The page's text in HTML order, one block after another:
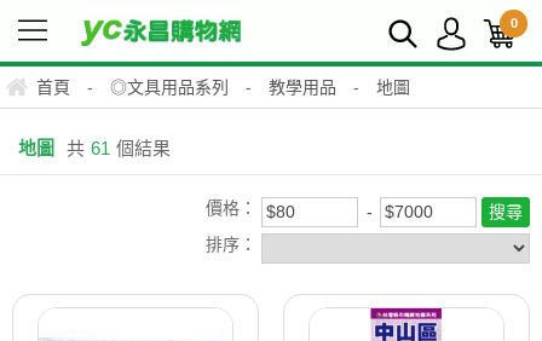
0
首頁 - ◎文具用品系列 - 教學用品 - 地圖
地圖 共 61 個結果
價格：
排序：